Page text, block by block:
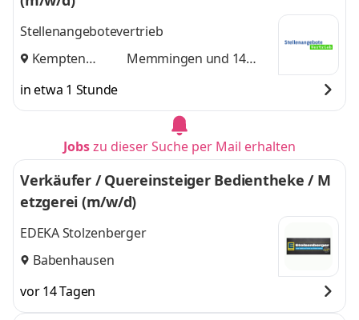
Stellenangebotevertrieb
Kempten
Memmingen und 14
in etwa 1 Stunde
Jobszu dieser Suche per Mail erhalten
Verkäufer / Quereinsteiger Bedientheke / M
etzgerei (m/w/d)
EDEKA Stolzenberger
Babenhausen
vor 14 Tagen